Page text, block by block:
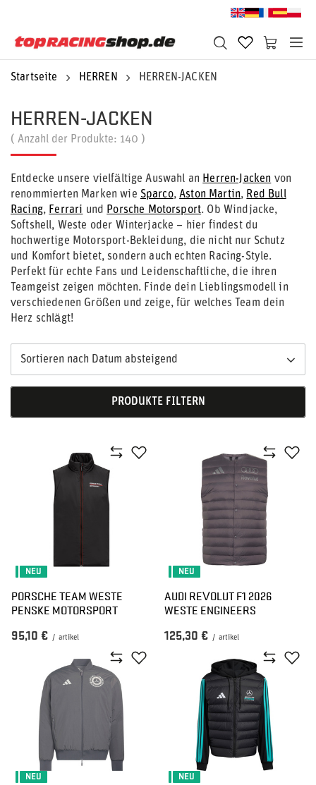
Startseite HERREN HERREN-JACKEN
HERREN-JACKEN
( Anzahl der Produkte: 140 )
Entdecke unsere vielfältige Auswahl an Herren-Jacken von
renommierten Marken wie Sparco,Aston Martin, Red Bull
Racing, Ferrari und Porsche Motorsport. Ob Windjacke,
Softshell, Weste oder Winterjacke – hier findest du
hochwertige Motorsport-Bekleidung, die nicht nur Schutz
und Komfort bietet, sondern auch echten Racing-Style.
Perfekt für echte Fans und Leidenschaftliche, die ihren
Teamgeist zeigen möchten. Finde dein Lieblingsmodell in
verschiedenen Größen und zeige, für welches Team dein
Herz schlägt!
Sortieren nach Datum absteigend
PRODUKTE FILTERN
NEU
PORSCHE TEAM WESTE
PENSKE MOTORSPORT
95,10 € / artikel
NEU
AUDI REVOLUT F1 2026
WESTE ENGINEERS
125,30 € / artikel
NEU NEU